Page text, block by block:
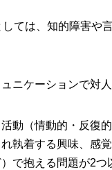
ては、知的障害や
ニケーションで対
動（情動的・反復的
執着する興味、感
で抱える問題が2つ